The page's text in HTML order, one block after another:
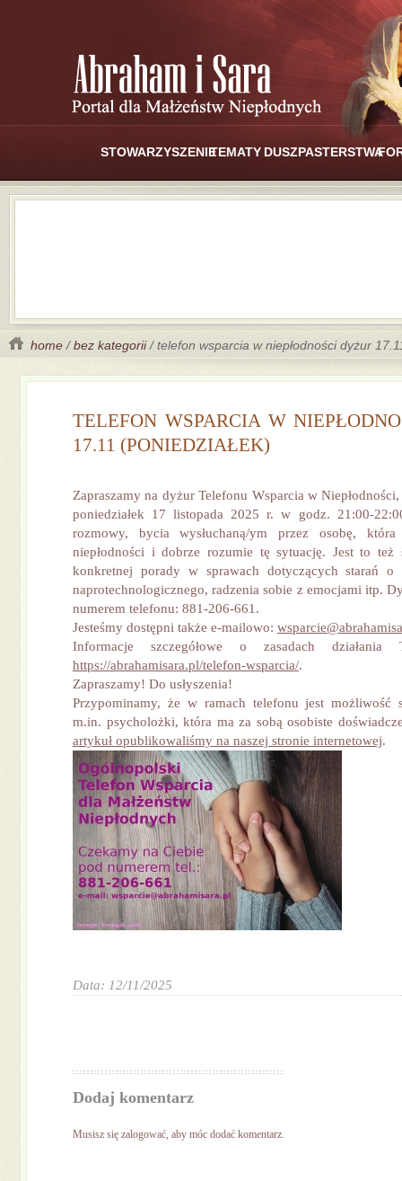
STOWARZYSZENIETEMATY DUSZPASTERSTWA
home /bez kategorii/ telefon wsparcia w niepłodności dyżur
TELEFON WSPARCIA W
17.11 (PONIEDZIAŁEK)
Zapraszamy na dyżur Telefonu Wsparcia w
poniedziałek 17 listopada 2025 r. w godz. 21:00-
rozmowy, bycia wysłuchaną/ym przez osobę, która
niepłodności i dobrze rozumie tę sytuację. Jest to też
konkretnej porady w sprawach dotyczących starań o
naprotechnologicznego, radzenia sobie z emocjami itp.
numerem telefonu: 881-206-661.
Jesteśmy dostępni także e-mailowo:
Informacje szczegółowe o zasadach działania
https://abrahamisara.pl/telefon-wsparcia/.
Zapraszamy! Do usłyszenia!
Przypominamy, że w ramach telefonu jest możliwość
m.in. psycholożki, która ma za sobą osobiste
artykuł opublikowaliśmy na naszej stronie internetowej.
Data: 12/11/2025
Dodaj komentarz
Musisz się zalogować, aby móc dodać komentarz.